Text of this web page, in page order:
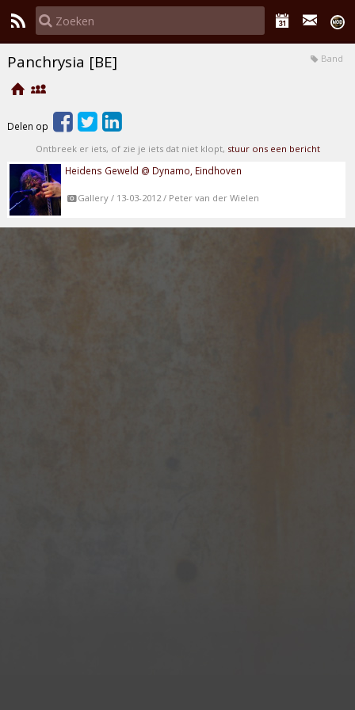
Band
Panchrysia [BE]
Delen op
Ontbreek er iets, of zie je iets dat niet klopt, stuur ons een bericht
Heidens Geweld @ Dynamo, Eindhoven
Gallery / 13-03-2012 / Peter van der Wielen